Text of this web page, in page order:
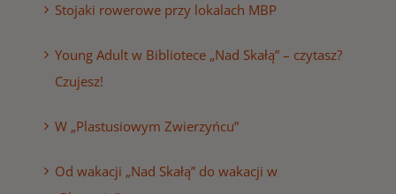
Stojaki rowerowe przy lokalach MBP
Young Adult w Bibliotece „Nad Skałą” – czytasz?
Czujesz!
W „Plastusiowym Zwierzyńcu”
Od wakacji „Nad Skałą” do wakacji w